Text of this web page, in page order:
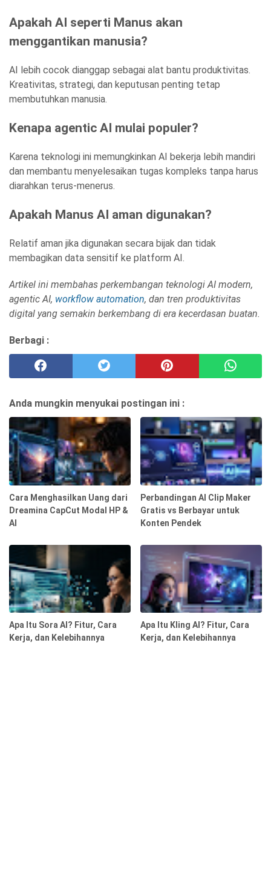
Apakah AI seperti Manus akan
menggantikan manusia?
AI lebih cocok dianggap sebagai alat bantu produktivitas.
Kreativitas, strategi, dan keputusan penting tetap
membutuhkan manusia.
Kenapa agentic AI mulai populer?
Karena teknologi ini memungkinkan AI bekerja lebih mandiri
dan membantu menyelesaikan tugas kompleks tanpa harus
diarahkan terus-menerus.
Apakah Manus AI aman digunakan?
Relatif aman jika digunakan secara bijak dan tidak
membagikan data sensitif ke platform AI.
Artikel ini membahas perkembangan teknologi AI modern,
agentic AI, workflow automation, dan tren produktivitas
digital yang semakin berkembang di era kecerdasan buatan.
Berbagi :
Anda mungkin menyukai postingan ini :
Cara Menghasilkan Uang dari
Dreamina CapCut Modal HP &
AI
Perbandingan AI Clip Maker
Gratis vs Berbayar untuk
Konten Pendek
Apa Itu Sora AI? Fitur, Cara
Kerja, dan Kelebihannya
Apa Itu Kling AI? Fitur, Cara
Kerja, dan Kelebihannya